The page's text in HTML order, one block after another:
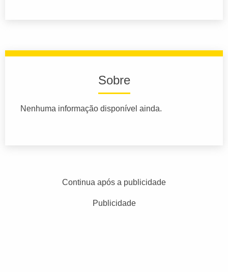
Sobre
Nenhuma informação disponível ainda.
Continua após a publicidade
Publicidade